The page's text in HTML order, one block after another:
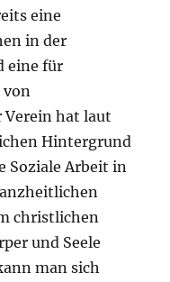
eine
in der
eine für
Verein hat laut
Hintergrund
Soziale Arbeit in
christlichen
und Seele
man sich